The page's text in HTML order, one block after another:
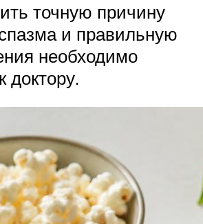
точную причину
и правильную
необходимо
доктору.